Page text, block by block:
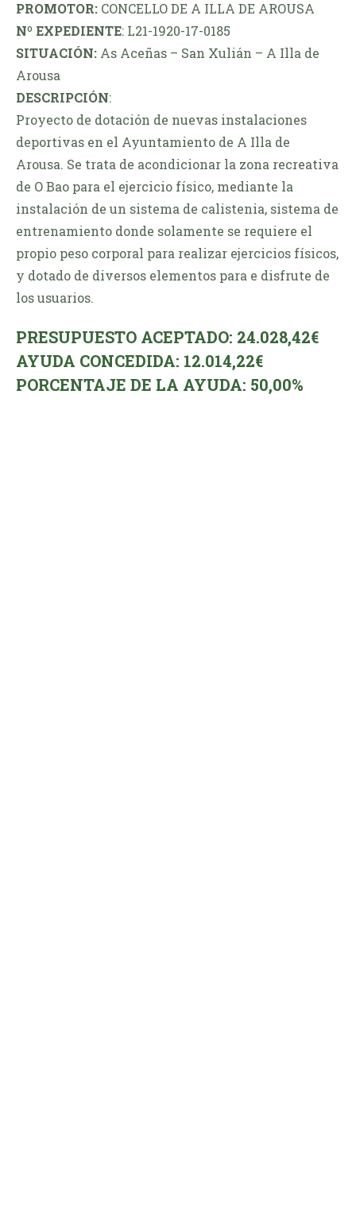
PROMOTOR: CONCELLO DE A ILLA DE AROUSA
Nº EXPEDIENTE: L21-1920-17-0185
SITUACIÓN: As Aceñas – San Xulián – A Illa de
Arousa
DESCRIPCIÓN:
Proyecto de dotación de nuevas instalaciones
deportivas en el Ayuntamiento de A Illa de
Arousa. Se trata de acondicionar la zona recreativa
de O Bao para el ejercicio físico, mediante la
instalación de un sistema de calistenia, sistema de
entrenamiento donde solamente se requiere el
propio peso corporal para realizar ejercicios físicos,
y dotado de diversos elementos para e disfrute de
los usuarios.
PRESUPUESTO ACEPTADO: 24.028,42€
AYUDA CONCEDIDA: 12.014,22€
PORCENTAJE DE LA AYUDA: 50,00%